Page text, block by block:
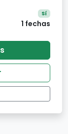
Sí
1 fechas